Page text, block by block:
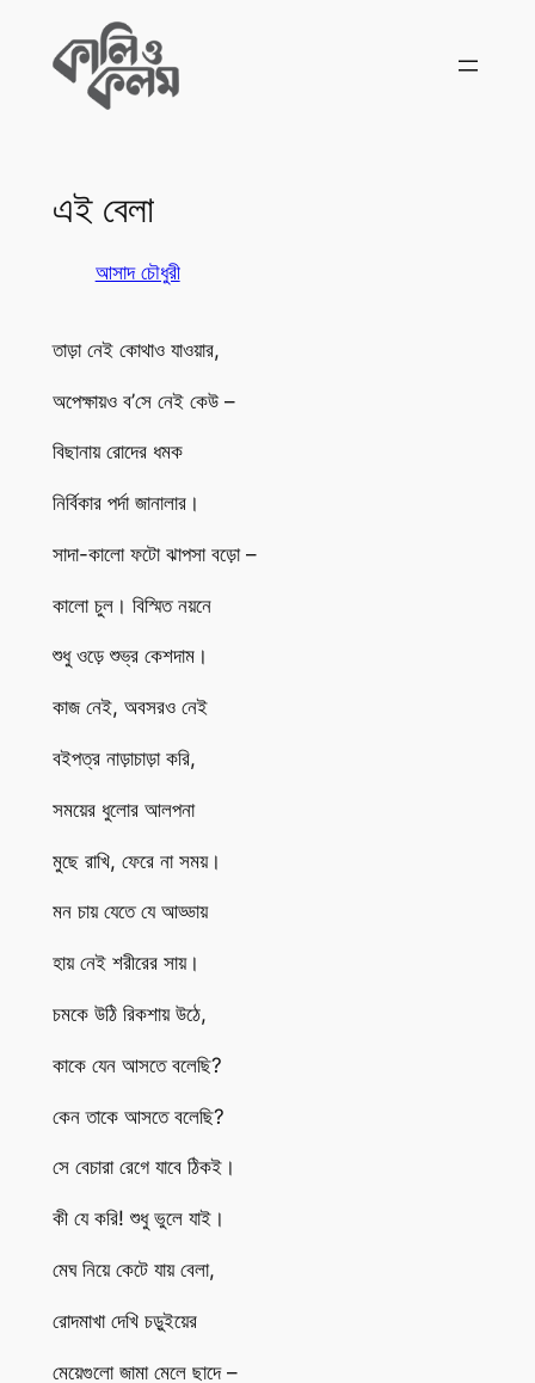
content
এই বেলা
আসাদ চৌধুরী
তাড়া নেই কোথাও যাওয়ার,
অপেক্ষায়ও ব’সে নেই কেউ –
বিছানায় রোদের ধমক
নির্বিকার পর্দা জানালার।
সাদা-কালো ফটো ঝাপসা বড়ো –
কালো চুল। বিস্মিত নয়নে
শুধু ওড়ে শুভ্র কেশদাম।
কাজ নেই, অবসরও নেই
বইপত্র নাড়াচাড়া করি,
সময়ের ধুলোর আলপনা
মুছে রাখি, ফেরে না সময়।
মন চায় যেতে যে আড্ডায়
হায় নেই শরীরের সায়।
চমকে উঠি রিকশায় উঠে,
কাকে যেন আসতে বলেছি?
কেন তাকে আসতে বলেছি?
সে বেচারা রেগে যাবে ঠিকই।
কী যে করি! শুধু ভুলে যাই।
মেঘ নিয়ে কেটে যায় বেলা,
রোদমাখা দেখি চড়ুইয়ের
মেয়েগুলো জামা মেলে ছাদে –